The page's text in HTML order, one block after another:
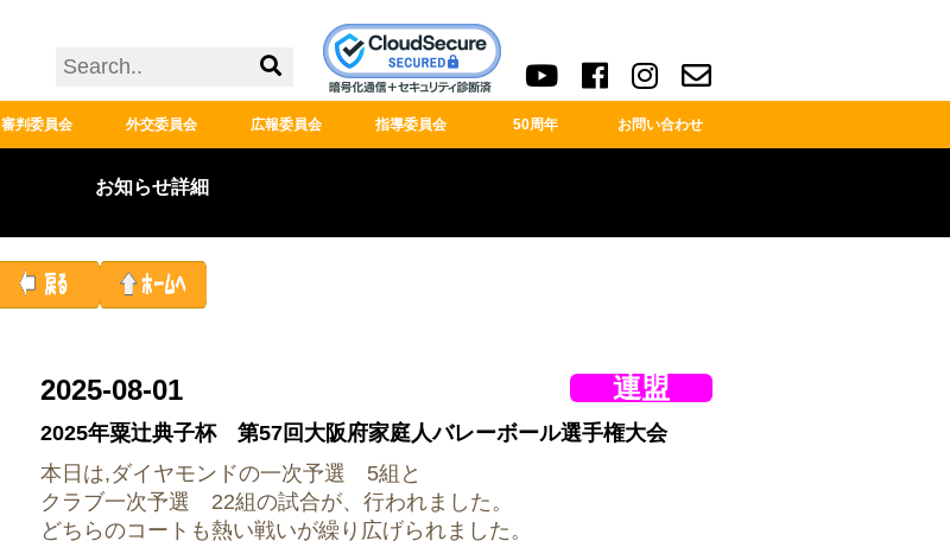
審判委員会 外交委員会 広報委員会 指導委員会 50周年 お問い合わせ
お知らせ詳細
2025-08-01 連盟
2025年粟辻典子杯 第57回大阪府家庭人バレーボール選手権大会
本日は,ダイヤモンドの一次予選 5組と
クラブ一次予選 22組の試合が、行われました。
どちらのコートも熱い戦いが繰り広げられました。